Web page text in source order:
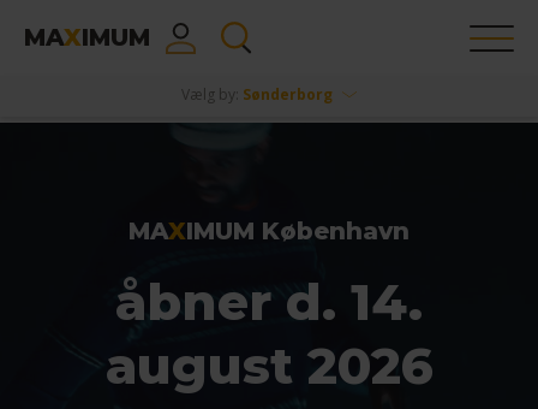
MAXIMUM
Vælg by: Sønderborg
MAXIMUM København
åbner d. 14.
august 2026